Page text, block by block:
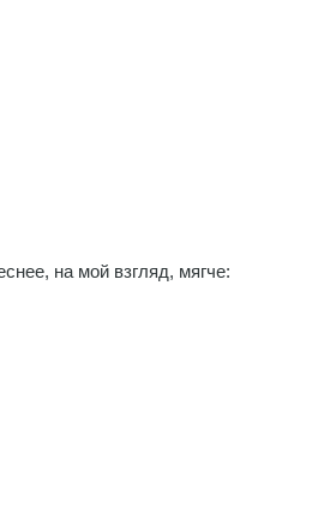
на мой взгляд, мягче: